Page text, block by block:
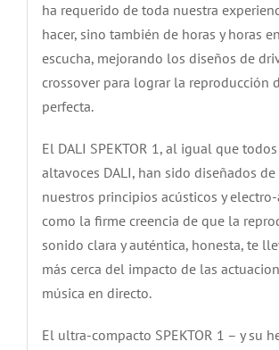
ha requerido de toda nuestra
hacer, sino también de horas y horas
escucha, mejorando los diseños de
crossover para lograr la reproducción
perfecta.
El DALI SPEKTOR 1, al igual que
altavoces DALI, han sido diseñados
nuestros principios acústicos y
como la firme creencia de que la
sonido clara y auténtica, honesta, te
más cerca del impacto de las
música en directo.
El ultra-compacto SPEKTOR 1 – y su